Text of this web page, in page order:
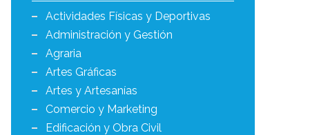
Actividades Físicas y Deportivas
Administración y Gestión
Agraria
Artes Gráficas
Artes y Artesanías
Comercio y Marketing
Edificación y Obra Civil